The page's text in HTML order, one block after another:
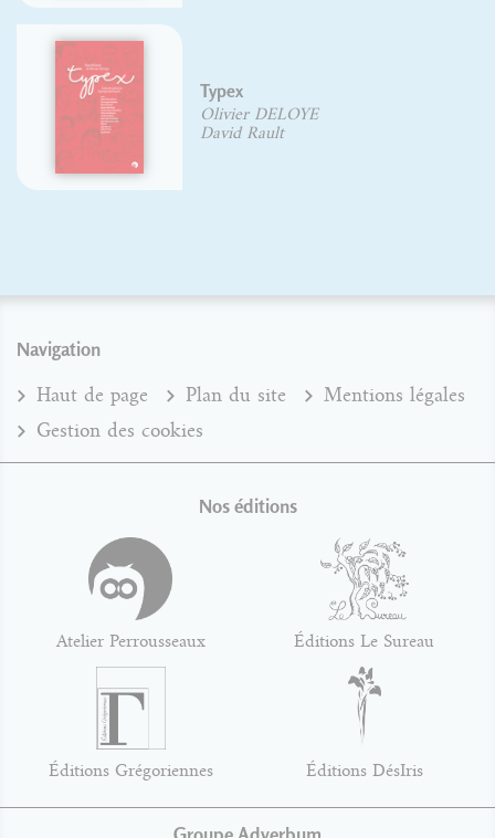
David Rault
Navigation
Haut de page Plan du site
Mentions légales
Gestion des cookies
Nos éditions
Atelier Perrousseaux Éditions Le Sureau
Éditions Grégoriennes Éditions DésIris